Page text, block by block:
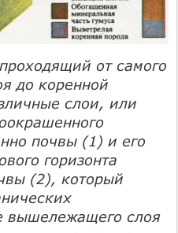
от самого
до коренной
слои, или
почвы (1) и его
горизонта
(2), который
вышележащего слоя